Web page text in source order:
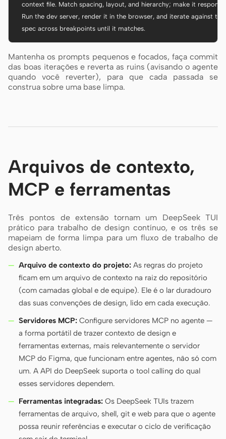
context file. Match spacing, layout, and hierarchy; make it
  Run the dev server, render it in the browser, and iterate against the
  spec across breakpoints until it matches.
Mantenha os prompts pequenos e focados, faça commit
das boas iterações e reverta as ruins (avisando o agente
quando você reverter), para que cada passada se
construa sobre uma base limpa.
Arquivos de contexto,
MCP e ferramentas
Três pontos de extensão tornam um DeepSeek TUI
prático para trabalho de design contínuo, e os três se
mapeiam de forma limpa para um fluxo de trabalho de
design aberto.
Arquivo de contexto do projeto: As regras do projeto
ficam em um arquivo de contexto na raiz do repositório
(com camadas global e de equipe). Ele é o lar duradouro
das suas convenções de design, lido em cada execução.
Servidores MCP: Configure servidores MCP no agente —
a forma portátil de trazer contexto de design e
ferramentas externas, mais relevantemente o servidor
MCP do Figma, que funcionam entre agentes, não só com
um. A API do DeepSeek suporta o tool calling do qual
esses servidores dependem.
Ferramentas integradas: Os DeepSeek TUIs trazem
ferramentas de arquivo, shell, git e web para que o agente
possa reunir referências e executar o ciclo de verificação